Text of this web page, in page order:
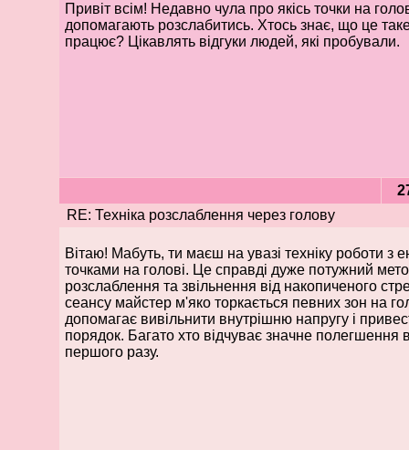
Привіт всім! Недавно чула про якісь точки на
допомагають розслабитись. Хтось знає, що це таке
працює? Цікавлять відгуки людей, які пробували.
RE: Техніка розслаблення через голову
Вітаю! Мабуть, ти маєш на увазі техніку роботи з
точками на голові. Це справді дуже потужний
розслаблення та звільнення від накопиченого
сеансу майстер м'яко торкається певних зон на
допомагає вивільнити внутрішню напругу і
порядок. Багато хто відчуває значне полегшення
першого разу.